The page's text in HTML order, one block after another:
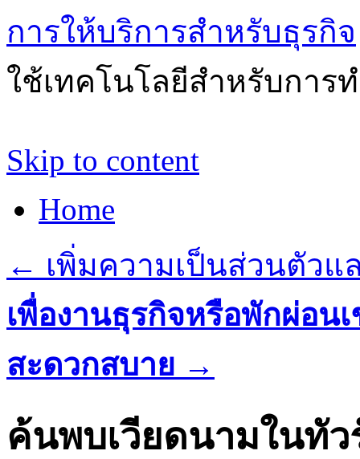
การให้บริการสำหรับธุรกิจ
ใช้เทคโนโลยีสำหรับการ
Skip to content
Home
← เพิ่มความเป็นส่วนตัว
เพื่องานธุรกิจหรือพักผ่อน
สะดวกสบาย →
ค้นพบเวียดนามในทัว